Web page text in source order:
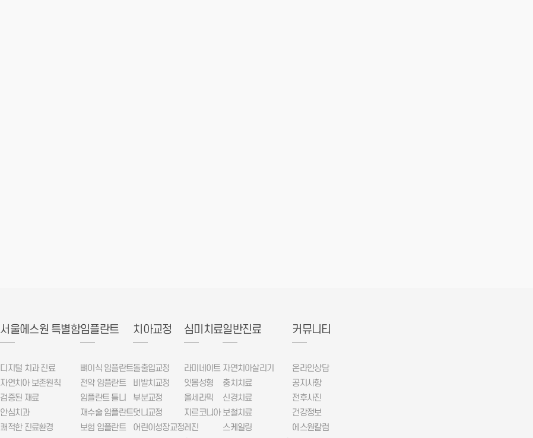
서울에스원 특별함
디지털 치과 진료
자연치아 보존원칙
검증된 재료
안심치과
쾌적한 진료환경
임플란트
뼈이식 임플란트
전악 임플란트
임플란트 틀니
재수술 임플란트
보험 임플란트
치아교정
돌출입교정
비발치교정
부분교정
덧니교정
어린이성장교정
심미치료
라미네이트
잇몸성형
올세라믹
지르코니아
레진
일반진료
자연치아살리기
충치치료
신경치료
보철치료
스케일링
커뮤니티
온라인상담
공지사항
전후사진
건강정보
에스원칼럼